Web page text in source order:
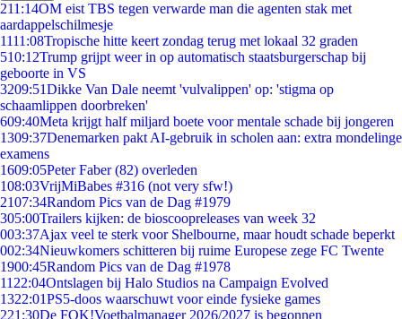
211:14OM eist TBS tegen verwarde man die agenten stak met
aardappelschilmesje
1111:08Tropische hitte keert zondag terug met lokaal 32 graden
510:12Trump grijpt weer in op automatisch staatsburgerschap bij
geboorte in VS
3209:51Dikke Van Dale neemt 'vulvalippen' op: 'stigma op
schaamlippen doorbreken'
609:40Meta krijgt half miljard boete voor mentale schade bij jongeren
1309:37Denemarken pakt AI-gebruik in scholen aan: extra mondelinge
examens
1609:05Peter Faber (82) overleden
108:03VrijMiBabes #316 (not very sfw!)
2107:34Random Pics van de Dag #1979
305:00Trailers kijken: de bioscoopreleases van week 32
003:37Ajax veel te sterk voor Shelbourne, maar houdt schade beperkt
002:34Nieuwkomers schitteren bij ruime Europese zege FC Twente
1900:45Random Pics van de Dag #1978
11 22:04Ontslagen bij Halo Studios na Campaign Evolved
1322:01PS5-doos waarschuwt voor einde fysieke games
221:30De FOK!Voetbalmanager 2026/2027 is begonnen